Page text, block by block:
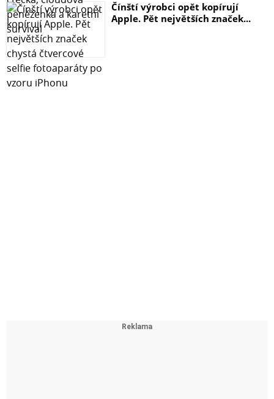
Čínští výrobci opět kopírují
Apple. Pět největších značek...